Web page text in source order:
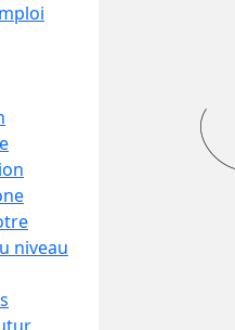
niveau